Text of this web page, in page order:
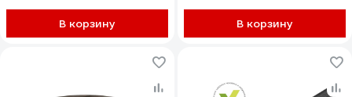
В корзину В корзину